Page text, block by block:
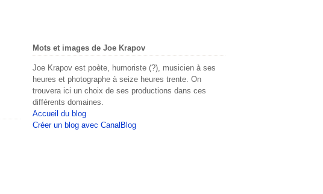
Mots et images de Joe Krapov
Joe Krapov est poète, humoriste (?), musicien à ses
heures et photographe à seize heures trente. On
trouvera ici un choix de ses productions dans ces
différents domaines.
Accueil du blog
Créer un blog avec CanalBlog